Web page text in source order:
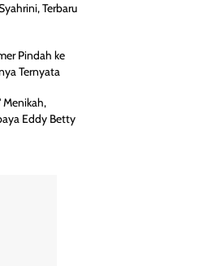
Terbaru
Pindah ke
Ternyata
Menikah,
Eddy Betty